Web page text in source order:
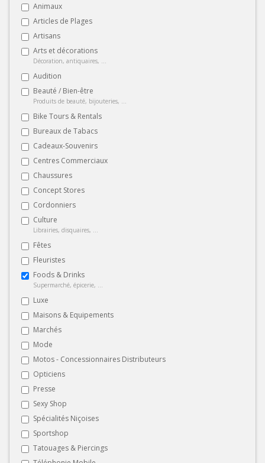
Animaux
Articles de Plages
Artisans
Arts et décorations
Décoration, antiquaires, ...
Audition
Beauté / Bien-être
Produits de beauté, bijouteries, ...
Bike Tours & Rentals
Bureaux de Tabacs
Cadeaux-Souvenirs
Centres Commerciaux
Chaussures
Concept Stores
Cordonniers
Culture
Librairies, disquaires, ...
Fêtes
Fleuristes
Foods & Drinks
Supermarché, épicerie, ...
Luxe
Maisons & Equipements
Marchés
Mode
Motos - Concessionnaires Distributeurs
Opticiens
Presse
Sexy Shop
Spécialités Niçoises
Sportshop
Tatouages & Piercings